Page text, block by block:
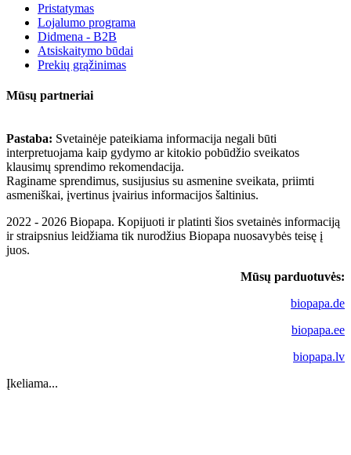
Pristatymas
Lojalumo programa
Didmena - B2B
Atsiskaitymo būdai
Prekių grąžinimas
Mūsų partneriai
Pastaba: Svetainėje pateikiama informacija negali būti
interpretuojama kaip gydymo ar kitokio pobūdžio sveikatos
klausimų sprendimo rekomendacija.
Raginame sprendimus, susijusius su asmenine sveikata, priimti
asmeniškai, įvertinus įvairius informacijos šaltinius.
2022 - 2026 Biopapa. Kopijuoti ir platinti šios svetainės informaciją
ir straipsnius leidžiama tik nurodžius Biopapa nuosavybės teisę į
juos.
Mūsų parduotuvės:
biopapa.de
biopapa.ee
biopapa.lv
Įkeliama...